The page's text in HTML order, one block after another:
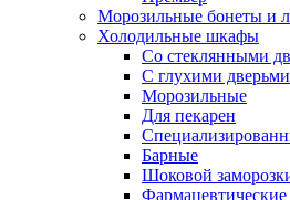
Морозильные бонеты и
Холодильные шкафы
Со стеклянными
С глухими дверьми
Морозильные
Для пекарен
Барные
Шоковой
Фармацевтические